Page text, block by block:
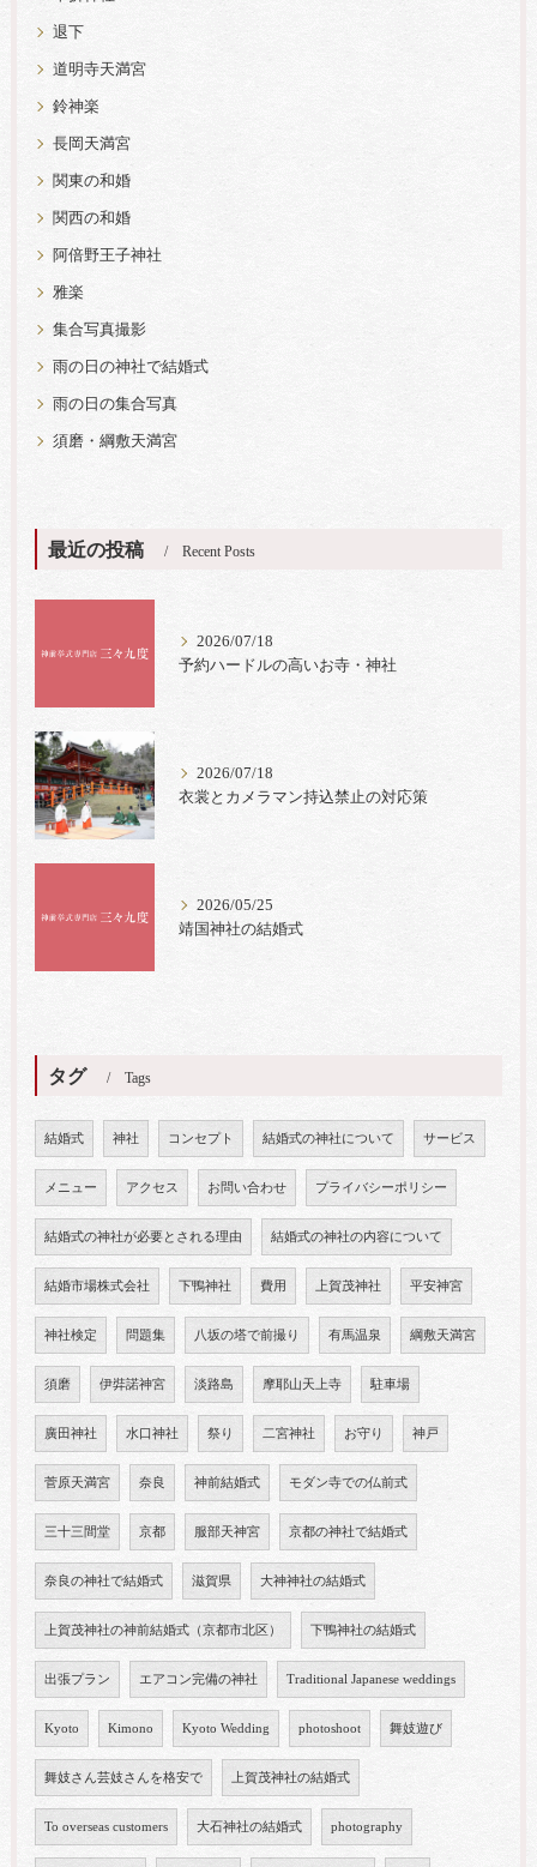
退下
道明寺天満宮
鈴神楽
長岡天満宮
関東の和婚
関西の和婚
阿倍野王子神社
雅楽
集合写真撮影
雨の日の神社で結婚式
雨の日の集合写真
須磨・綱敷天満宮
最近の投稿 Recent Posts
2026/07/18
予約ハードルの高いお寺・神社
2026/07/18
衣裳とカメラマン持込禁止の対応策
2026/05/25
靖国神社の結婚式
タグ Tags
結婚式 神社 コンセプト 結婚式の神社について サービス
メニュー アクセス お問い合わせ プライバシーポリシー
結婚式の神社が必要とされる理由 結婚式の神社の内容について
結婚市場株式会社 下鴨神社 費用 上賀茂神社 平安神宮
神社検定 問題集 八坂の塔で前撮り 有馬温泉 綱敷天満宮
須磨 伊弉諾神宮 淡路島 摩耶山天上寺 駐車場
廣田神社 水口神社 祭り 二宮神社 お守り 神戸
菅原天満宮 奈良 神前結婚式 モダン寺での仏前式
三十三間堂 京都 服部天神宮 京都の神社で結婚式
奈良の神社で結婚式 滋賀県 大神神社の結婚式
上賀茂神社の神前結婚式（京都市北区） 下鴨神社の結婚式
出張プラン エアコン完備の神社 Traditional Japanese weddings
Kyoto Kimono Kyoto Wedding photoshoot 舞妓遊び
舞妓さん芸妓さんを格安で 上賀茂神社の結婚式
To overseas customers 大石神社の結婚式 photography